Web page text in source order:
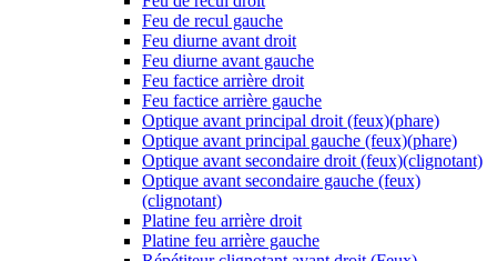
Feu de recul gauche
Feu diurne avant droit
Feu diurne avant gauche
Feu factice arrière droit
Feu factice arrière gauche
Optique avant principal droit (feux)(phare)
Optique avant principal gauche (feux)(phare)
Optique avant secondaire droit (feux)(clignotant)
Optique avant secondaire gauche (feux)
(clignotant)
Platine feu arrière droit
Platine feu arrière gauche